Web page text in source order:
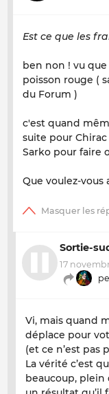
Est ce que les
ben non ! vu
poisson rouge (
du Forum )
c'est quand
suite pour
Sarko pour faire
Que voulez-
Sortie-
17
Vi, mais quand
déplace pour
(et ce n’est pas
La vérité c’est
beaucoup,